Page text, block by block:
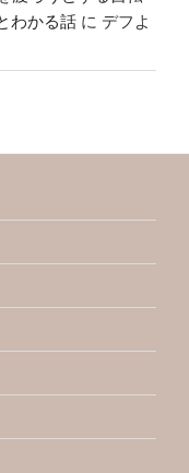
わかる話 に デフよ